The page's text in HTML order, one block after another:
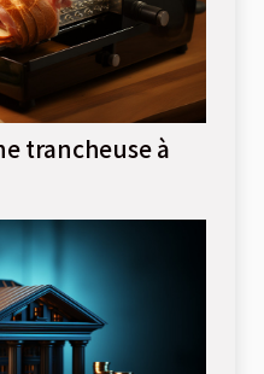
trancheuse à